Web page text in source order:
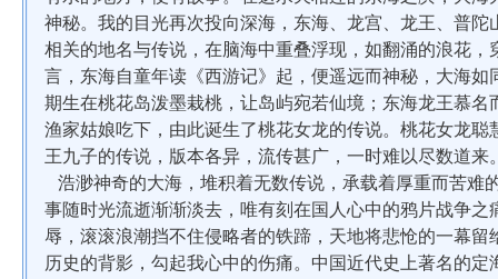
神秘。我的目光再次投向深海，东海、龙宫、龙王、普
相关的地名与传说，在脑海中重叠浮现，如翻涌的浪花
言，东海自童年读 《西游记》 起，便遥远而神秘，大海如
期生在桃花岛泼墨栽桃，让岛屿宛若仙境；东海龙王慕名
渔家姑娘吃下，由此诞生了桃花女龙的传说。桃花女龙
王九子的传说，版本各异，流传甚广，一时难以尽数道来
浩渺神奇的大海，堆积着无数传说，承载着厚重而苦难
事随时光流逝渐渐淡去，唯有刻在国人心中的鸦片战争
辱，滚滚浪潮挡不住侵略者的铁蹄，天地将悲怆的一幕
历史的背影，勾起我心中的伤痛。中国近代史上著名的